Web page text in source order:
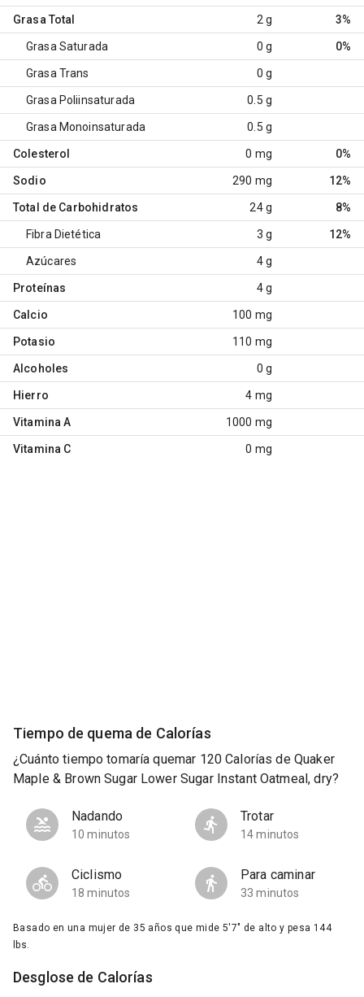
Grasa Total 2 g 3%
Grasa Saturada 0 g 0%
Grasa Trans 0 g
Grasa Poliinsaturada 0.5 g
Grasa Monoinsaturada 0.5 g
Colesterol 0 mg 0%
Sodio 290 mg 12%
Total de Carbohidratos 24 g 8%
Fibra Dietética 3 g 12%
Azúcares 4 g
Proteínas 4 g
Calcio 100 mg
Potasio 110 mg
Alcoholes 0 g
Hierro 4 mg
Vitamina A 1000 mg
Vitamina C 0 mg
Tiempo de quema de Calorías
¿Cuánto tiempo tomaría quemar 120 Calorías de Quaker
Maple & Brown Sugar Lower Sugar Instant Oatmeal, dry?
Nadando
10 minutos
Trotar
14 minutos
Ciclismo
18 minutos
Para caminar
33 minutos
Basado en una mujer de 35 años que mide 5'7" de alto y pesa 144
lbs.
Desglose de Calorías